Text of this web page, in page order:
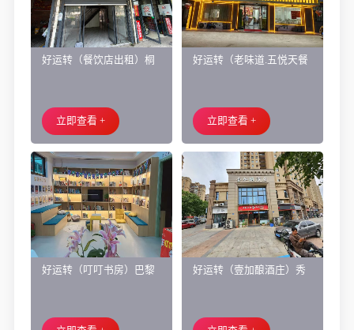
好运转（餐饮店出租）桐
面旺铺出租
立即查看 +
好运转（老味道.五悦天餐
让、主要房租低
立即查看 +
好运转（叮叮书房）巴黎
培训班带生源转让
好运转（壹加酿酒庄）秀
庄、空店铺转让